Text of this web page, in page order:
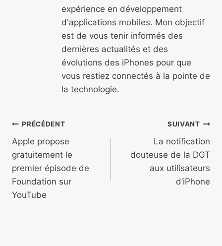
expérience en développement
d'applications mobiles. Mon objectif
est de vous tenir informés des
dernières actualités et des
évolutions des iPhones pour que
vous restiez connectés à la pointe de
la technologie.
Navigation
de
l’article
PRÉCÉDENT
Apple propose
gratuitement le
premier épisode de
Foundation sur
YouTube
SUIVANT
La notification
douteuse de la DGT
aux utilisateurs
d’iPhone